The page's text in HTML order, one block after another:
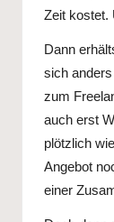
Zeit kostet.
Dann
sich
zum
auch erst
plötzlich
Angebot
einer